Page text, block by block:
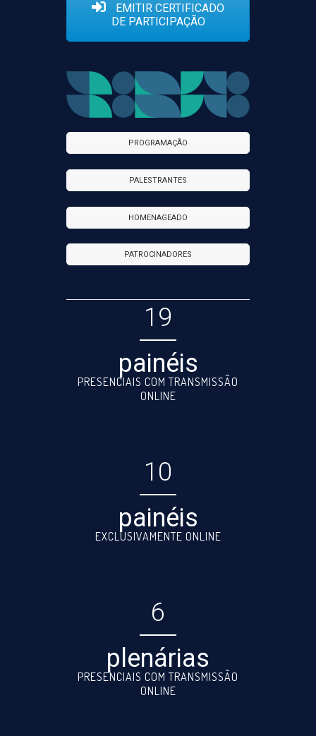
EMITIR CERTIFICADO
DE PARTICIPAÇÃO
PROGRAMAÇÃO
PALESTRANTES
HOMENAGEADO
PATROCINADORES
19
painéis
PRESENCIAIS COM TRANSMISSÃO
ONLINE
10
painéis
EXCLUSIVAMENTE ONLINE
6
plenárias
PRESENCIAIS COM TRANSMISSÃO
ONLINE